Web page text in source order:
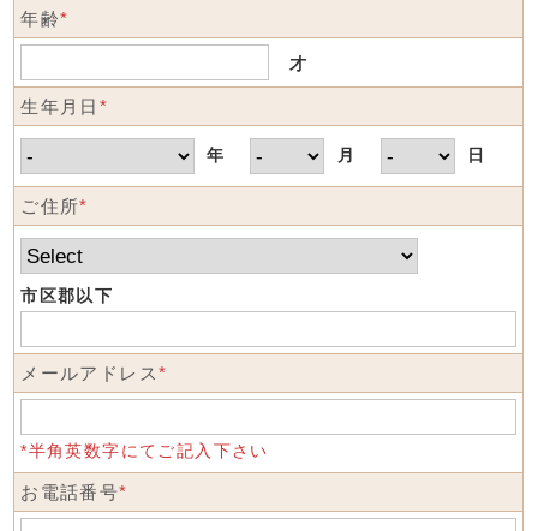
年齢*
才
生年月日 *
年 月 日
ご住所*
市区郡以下
メールアドレス*
*半角英数字にてご記入下さい
お電話番号*